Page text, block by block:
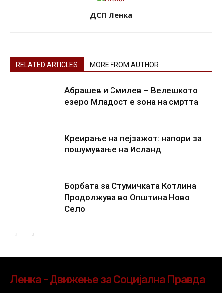
ДСП Ленка
RELATED ARTICLES MORE FROM AUTHOR
Абрашев и Смилев – Велешкото
езеро Младост е зона на смртта
Креирање на пејзажот: напори за
пошумување на Исланд
Борбата за Стумичката Котлина
Продолжува во Општина Ново
Село
Ленка - Движење за Социјална Правда